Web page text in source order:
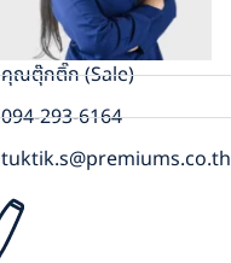
คุณตุ๊กติ๊ก (Sale)
094-293-6164
tuktik.s@premiums.co.th